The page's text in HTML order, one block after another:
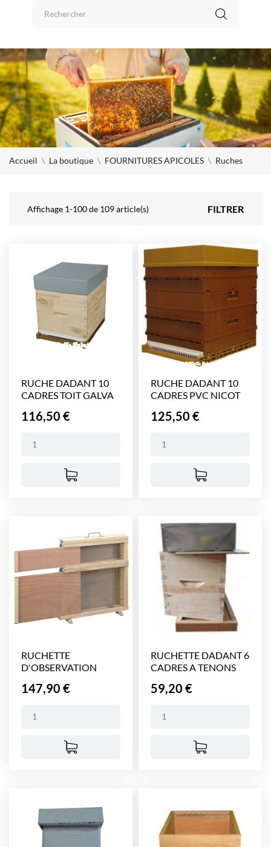
Accueil La boutique FOURNITURES APICOLES Ruches
FILTRER
Affichage 1-100 de 109 article(s)
RUCHE DADANT 10
CADRES TOIT GALVA
Prix
116,50 €
RUCHE DADANT 10
CADRES PVC NICOT
Prix
125,50 €
RUCHETTE
D'OBSERVATION
Prix
147,90 €
RUCHETTE DADANT 6
CADRES A TENONS
Prix
59,20 €